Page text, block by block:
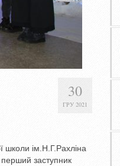
30
ГРУ 2021
школи ім.Н.Г.Рахліна
перший заступник